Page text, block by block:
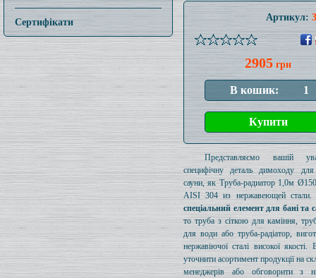
Сертифікати Артикул:
2905 грн
Представляємо вашій
специфічну деталь димоходу
сауни, як Труба-радиатор 1,0м
AISI 304 из нержавеющей стали.
спеціальний елемент для бані та
то труба з сіткою для каміння,
для води або труба-радіатор,
нержавіючої сталі високої
уточнити асортимент продукції на
менеджерів або обговорити з